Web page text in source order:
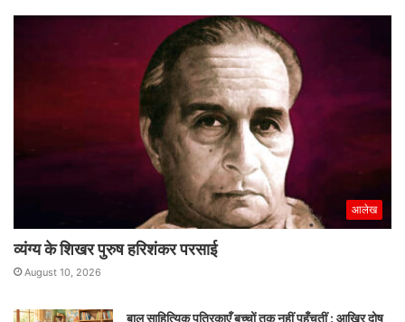
आलेख
व्यंग्य के शिखर पुरुष हरिशंकर परसाई
August 10, 2026
बाल साहित्यिक पत्रिकाएँ बच्चों तक नहीं पहुँचतीं : आखिर दोष